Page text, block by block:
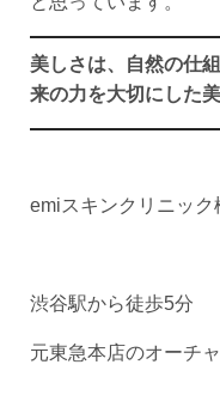
美しさは、自然の仕
来の力を大切にした
emiスキンクリニック
渋谷駅から徒歩5分
元東急本店のオーチ